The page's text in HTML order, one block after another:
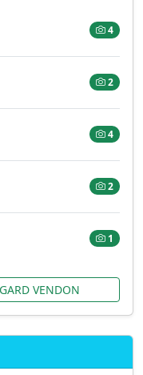
4
2
4
2
1
VENDON